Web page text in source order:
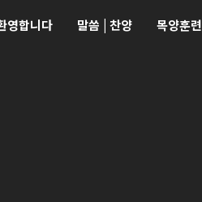
영합니다 말씀 | 찬양 목양훈련